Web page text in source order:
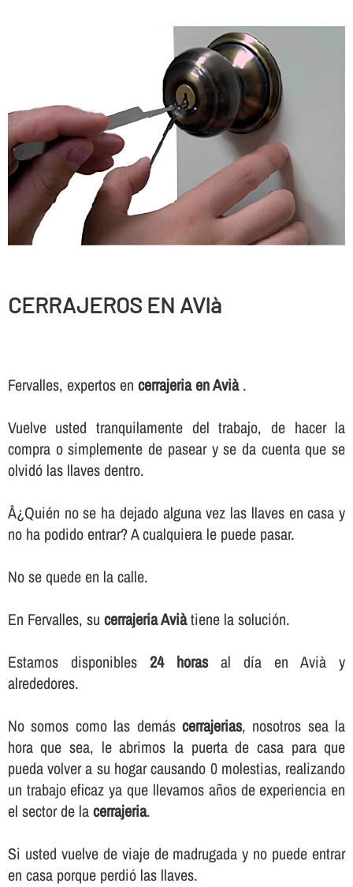
CERRAJEROS EN AVIà
Fervalles, expertos en cerrajeria en Avià.
Vuelve usted tranquilamente del trabajo, de hacer la
compra o simplemente de pasear y se da cuenta que se
olvidó las llaves dentro.
Â¿Quién no se ha dejado alguna vez las llaves en casa y
no ha podido entrar? A cualquiera le puede pasar.
No se quede en la calle.
En Fervalles, su cerrajeria Aviàtiene la solución.
Estamos disponibles 24 horasal dí­a en Avià y
alrededores.
No somos como las demás cerrajerias, nosotros sea la
hora que sea, le abrimos la puerta de casa para que
pueda volver a su hogar causando 0 molestias, realizando
un trabajo eficaz ya que llevamos años de experiencia en
el sector de lacerrajeria.
Si usted vuelve de viaje de madrugada y no puede entrar
en casa porque perdió las llaves.